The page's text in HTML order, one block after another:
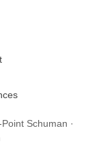
Schuman ·